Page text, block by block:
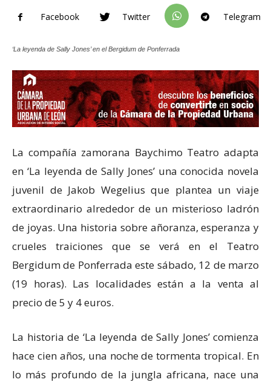
Facebook Twitter Telegram
‘La leyenda de Sally Jones’ en el Bergidum de Ponferrada
La compañía zamorana Baychimo Teatro adapta
en ‘La leyenda de Sally Jones’ una conocida novela
juvenil de Jakob Wegelius que plantea un viaje
extraordinario alrededor de un misterioso ladrón
de joyas. Una historia sobre añoranza, esperanza y
crueles traiciones que se verá en el Teatro
Bergidum de Ponferrada este sábado, 12 de marzo
(19 horas). Las localidades están a la venta al
precio de 5 y 4 euros.
La historia de ‘La leyenda de Sally Jones’ comienza
hace cien años, una noche de tormenta tropical. En
lo más profundo de la jungla africana, nace una